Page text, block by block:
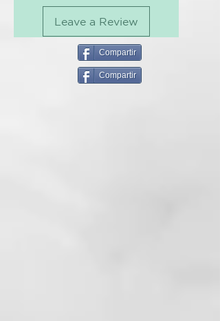
encrespamiento³.
Sistema de protección térmica
de ghd incorporada.
Aceite elixir concentrado para
suavizar el cabello
Leave a Review
Compartir
Compartir